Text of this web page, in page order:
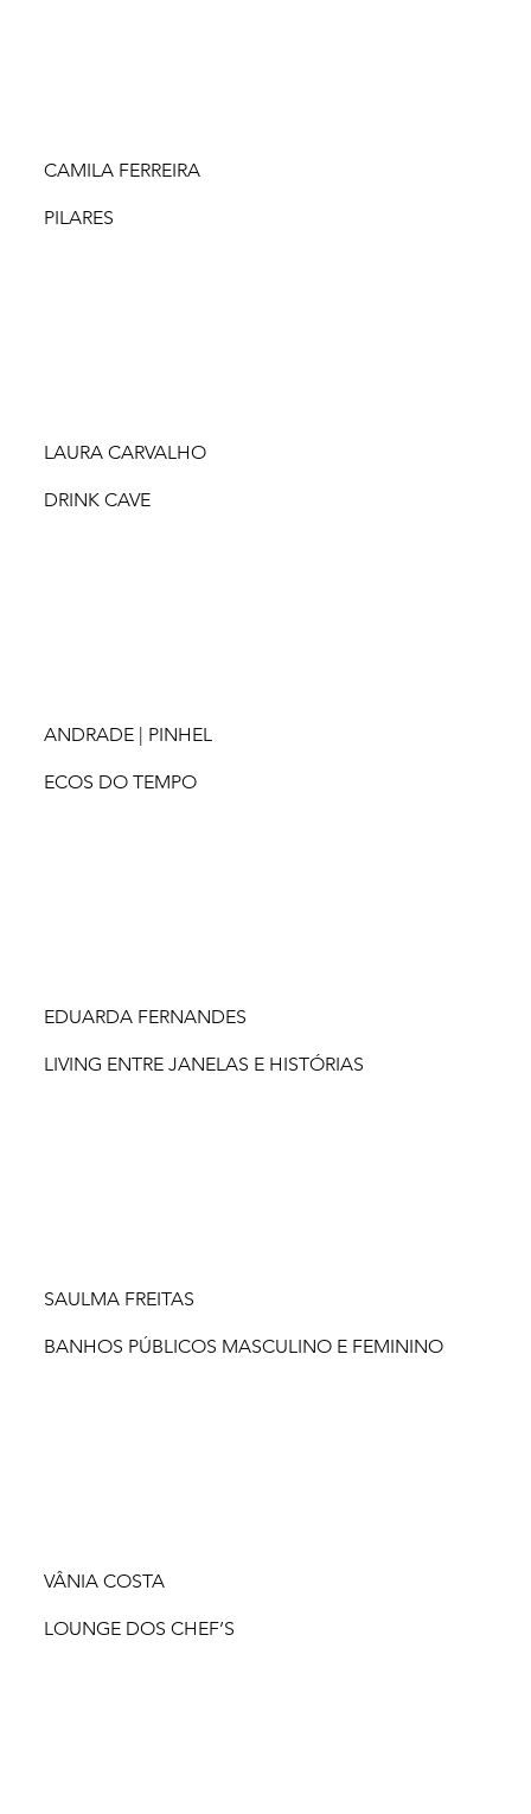
CAMILA FERREIRA
PILARES
LAURA CARVALHO
DRINK CAVE
ANDRADE | PINHEL
ECOS DO TEMPO
EDUARDA FERNANDES
LIVING ENTRE JANELAS E HISTÓRIAS
SAULMA FREITAS
BANHOS PÚBLICOS MASCULINO E FEMININO
VÂNIA COSTA
LOUNGE DOS CHEF’S